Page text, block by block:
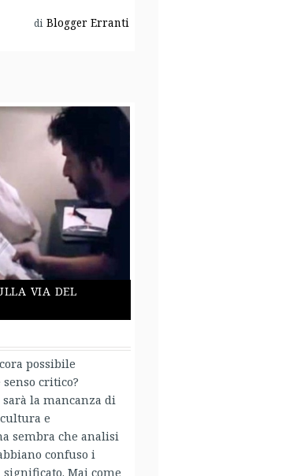
di Blogger Erranti
via del
possibile
critico?
la mancanza di
e
sembra che analisi
confuso i
Mai come